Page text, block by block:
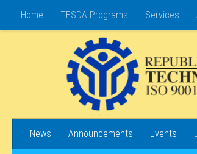
Skip to content
Home TESDA Programs Services
News Announcements Events